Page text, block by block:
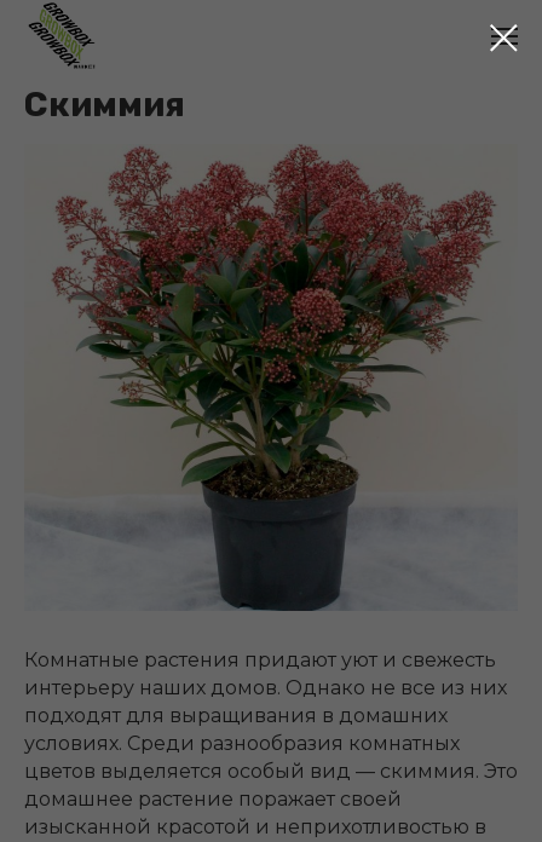
Скиммия
Комнатные растения придают уют и свежесть
интерьеру наших домов. Однако не все из них
подходят для выращивания в домашних
условиях. Среди разнообразия комнатных
цветов выделяется особый вид — скиммия. Это
домашнее растение поражает своей
изысканной красотой и неприхотливостью в